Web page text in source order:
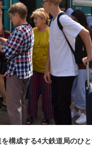
構成する4大鉄道局のひ